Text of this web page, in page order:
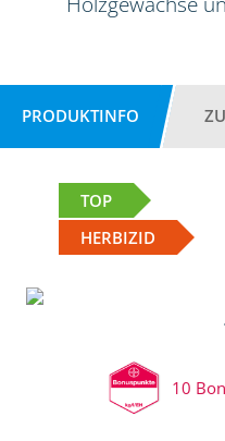
PRODUKTINFO
TOP
HERBIZID
10